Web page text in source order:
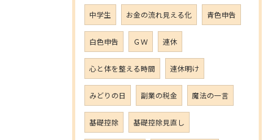
中学生 お金の流れ見える化 青色申告
白色申告 ＧＷ 連休
心と体を整える時間 連休明け
みどりの日 副業の税金 魔法の一言
基礎控除 基礎控除見直し